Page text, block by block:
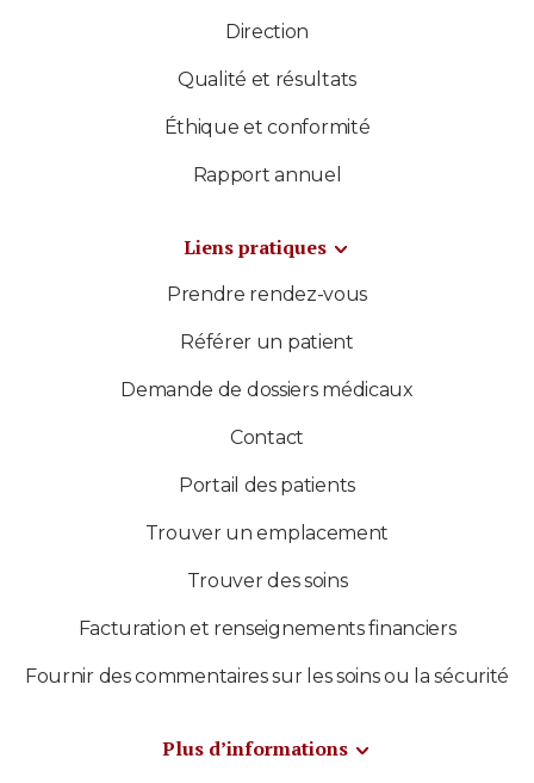
Direction
Qualité et résultats
Éthique et conformité
Rapport annuel
Liens pratiques
Prendre rendez-vous
Référer un patient
Demande de dossiers médicaux
Contact
Portail des patients
Trouver un emplacement
Trouver des soins
Facturation et renseignements financiers
Fournir des commentaires sur les soins ou la sécurité
Plus d’informations